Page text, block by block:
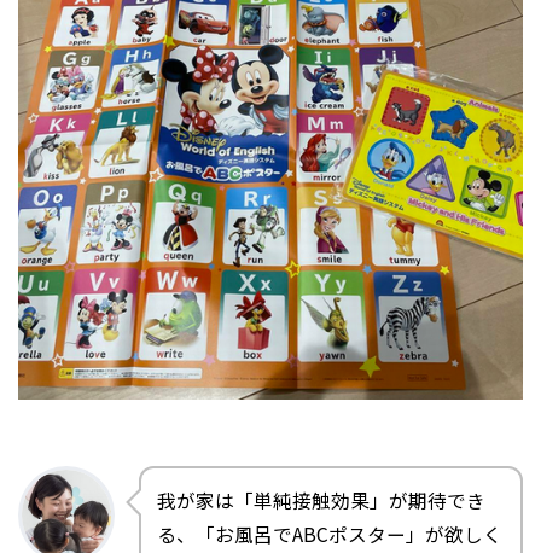
我が家は「単純接触効果」が期待でき
る、「お風呂でABCポスター」が欲しく